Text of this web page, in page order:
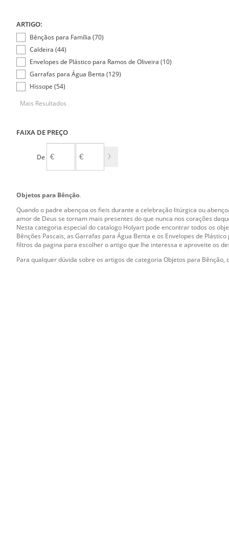
ARTIGO:
Bênçãos para Família (70)
Caldeira (44)
Envelopes de Plástico para Ramos de Oliveira (10)
Garrafas para Água Benta (129)
Hissope (54)
Mais Resultados
FAIXA DE PREÇO
De
Objetos para Bênção.
Quando o padre abençoa os fieis durante a celebração litúrgica ou
amor de Deus se tornam mais presentes do que nunca nos corações
Nesta categoria especial do catalogo Holyart pode encontrar todos os
Bênções Pascais, as Garrafas para Água Benta e os Envelopes de
filtros da pagina para escolher o artigo que lhe interessa e aproveite os
Para qualquer dúvida sobre os artigos de categoria Objetos para